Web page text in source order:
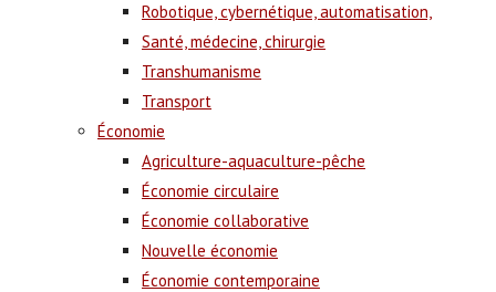
Robotique, cybernétique, automatisation,
Santé, médecine, chirurgie
Transhumanisme
Transport
Économie
Agriculture-aquaculture-pêche
Économie circulaire
Économie collaborative
Nouvelle économie
Économie contemporaine